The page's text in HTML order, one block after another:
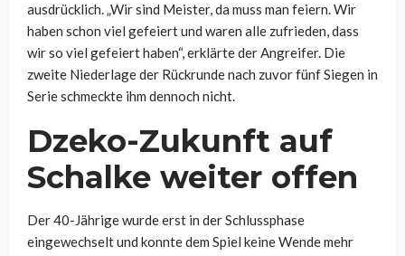
ausdrücklich. „Wir sind Meister, da muss man feiern. Wir
haben schon viel gefeiert und waren alle zufrieden, dass
wir so viel gefeiert haben“, erklärte der Angreifer. Die
zweite Niederlage der Rückrunde nach zuvor fünf Siegen in
Serie schmeckte ihm dennoch nicht.
Dzeko-Zukunft auf
Schalke weiter offen
Der 40-Jährige wurde erst in der Schlussphase
eingewechselt und konnte dem Spiel keine Wende mehr